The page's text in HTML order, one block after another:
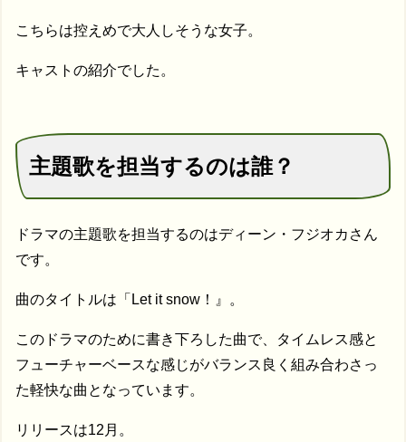
こちらは控えめで大人しそうな女子。
キャストの紹介でした。
主題歌を担当するのは誰？
ドラマの主題歌を担当するのはディーン・フジオカさん
です。
曲のタイトルは「Let it snow！』。
このドラマのために書き下ろした曲で、タイムレス感と
フューチャーベースな感じがバランス良く組み合わさっ
た軽快な曲となっています。
リリースは12月。